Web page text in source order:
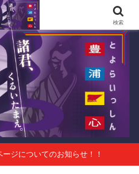
学校同窓会総会 会報Vol.63
ジについてのお知らせ！！
検索